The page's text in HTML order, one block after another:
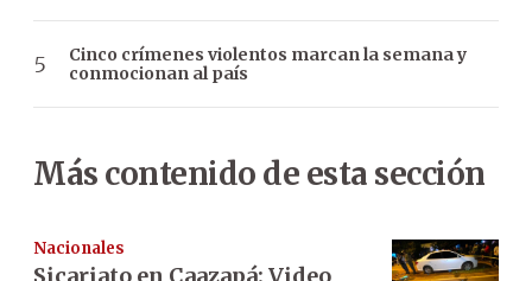
Cinco crímenes violentos marcan la semana y
conmocionan al país
Más contenido de esta sección
Nacionales